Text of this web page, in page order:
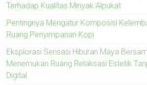
Terhadap Kualitas Minyak Alpukat
Pentingnya Mengatur Komposisi
Ruang Penyimpanan Kopi
Eksplorasi Sensasi Hiburan Maya
Menemukan Ruang Relaksasi Estetik
Digital